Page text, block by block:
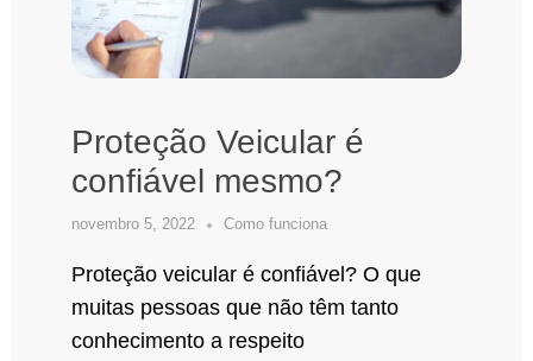
Proteção Veicular é
confiável mesmo?
novembro 5, 2022 Como funciona
Proteção veicular é confiável? O que
muitas pessoas que não têm tanto
conhecimento a respeito